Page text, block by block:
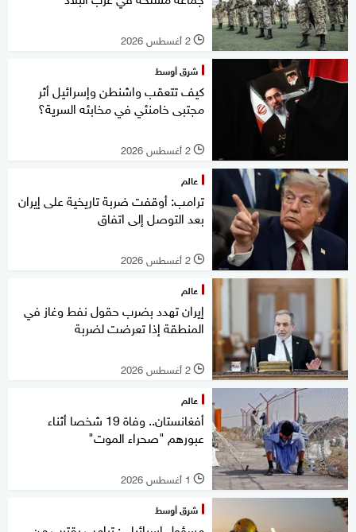
l 2 أغسطس 2026
شرق أوسط
كيف تتعقب واشنطن وإسرائيل أثر
مجتبى خامنئي في مخابئه السرية؟
l 2 أغسطس 2026
عالم
ترامب: أوقفت ضربة تاريخية على إيران
بعد التوصل إلى اتفاق
l 2 أغسطس 2026
عالم
إيران تهدد بضرب حقول نفط وغاز في
المنطقة إذا تعرضت لضربة
l 2 أغسطس 2026
عالم
أفغانستان.. وفاة 19 شخصا أثناء
عبورهم "صحراء الموت"
l 1 أغسطس 2026
شرق أوسط